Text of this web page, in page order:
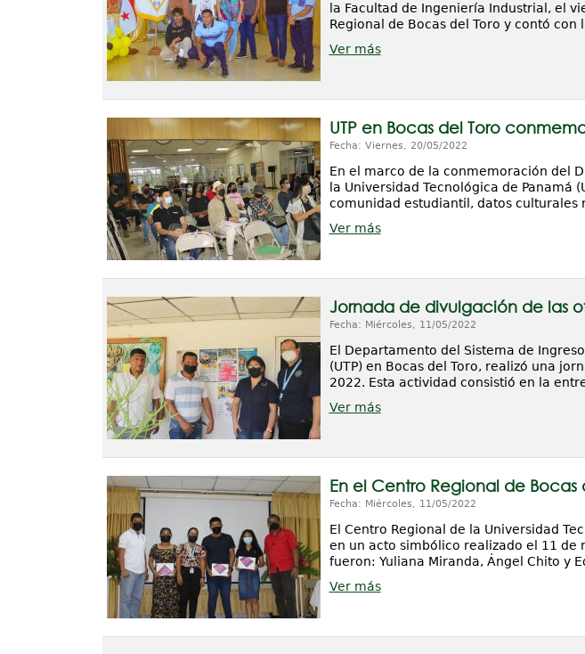
la Facultad de Ingeniería Industrial, el
Regional de Bocas del Toro y contó con
Ver más
UTP en Bocas del Toro
Fecha: Viernes, 20/05/2022
En el marco de la conmemoración del
la Universidad Tecnológica de Panamá
comunidad estudiantil, datos culturales
Ver más
Jornada de divulgación de las
Fecha: Miércoles, 11/05/2022
El Departamento del Sistema de
(UTP) en Bocas del Toro, realizó una
2022. Esta actividad consistió en la
Ver más
En el Centro Regional de
Fecha: Miércoles, 11/05/2022
El Centro Regional de la Universidad
en un acto simbólico realizado el 11 de
fueron: Yuliana Miranda, Ángel Chito y
Ver más